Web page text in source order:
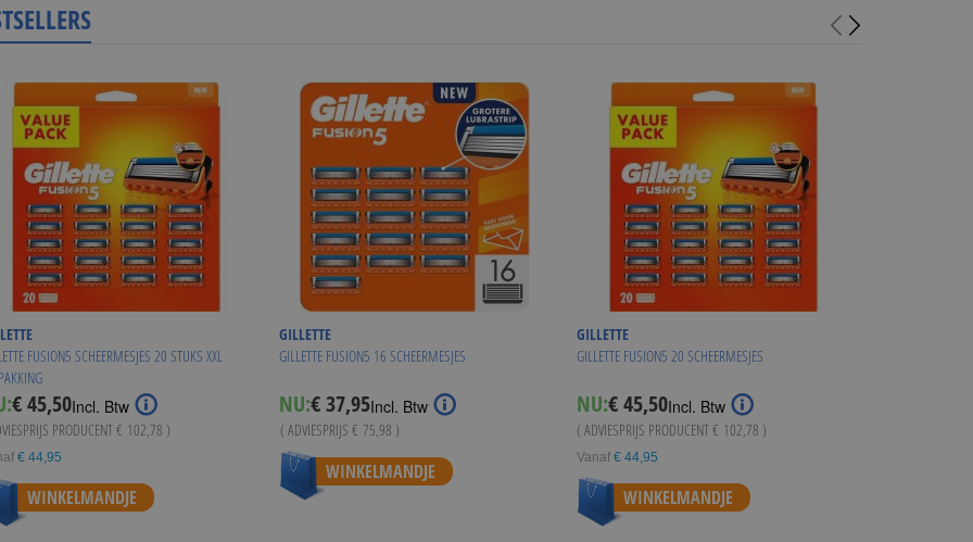
FUSION5 SCHEERMESJES 20 STUKS XXL
€ 45,50Incl. Btw
PRODUCENT€ 102,78 )
€ 44,95
WINKELMANDJE
GILLETTE
GILLETTE FUSION5 16 SCHEERMESJES
NU:Special
Price
€ 37,95Incl. Btw
( ADVIESPRIJS € 75,98 )
WINKELMANDJE
GILLETTE
GILLETTE FUSION5 20 SCHEERMESJES
NU:€ 45,50Incl. Btw
( ADVIESPRIJS PRODUCENT€ 102,78 )
Vanaf € 44,95
WINKELMANDJE